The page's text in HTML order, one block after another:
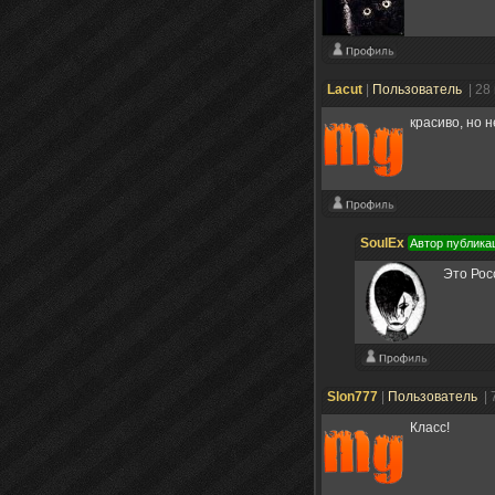
Lacut Пользователь |
красиво, но
SoulEx Автор
Это
Slon777 Пользователь
|
Класс!